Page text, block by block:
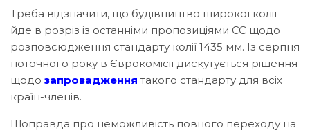
Треба відзначити, що будівництво широкої колії
йде в розріз із останніми пропозиціями ЄС щодо
розповсюдження стандарту колії 1435 мм. Із серпня
поточного року в Єврокомісії дискутується рішення
щодо запровадження такого стандарту для всіх
країн-членів.
Щоправда про неможливість повного переходу на